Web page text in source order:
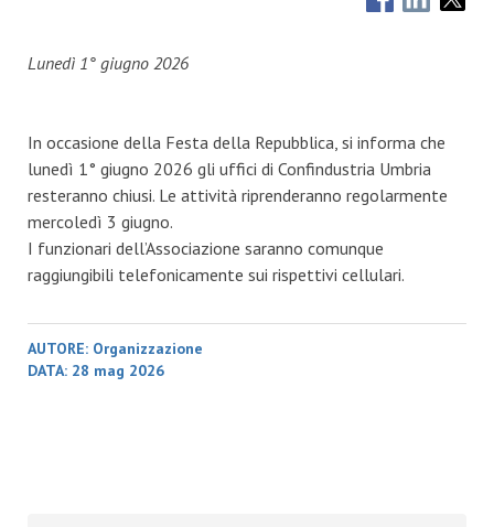
Lunedì 1° giugno 2026
In occasione della Festa della Repubblica, si informa che
lunedì 1° giugno 2026 gli uffici di Confindustria Umbria
resteranno chiusi. Le attività riprenderanno regolarmente
mercoledì 3 giugno.
I funzionari dell’Associazione saranno comunque
raggiungibili telefonicamente sui rispettivi cellulari.
AUTORE: Organizzazione
DATA: 28 mag 2026